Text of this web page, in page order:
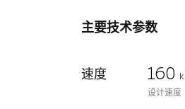
主要技术参数
速度 160
设计速度